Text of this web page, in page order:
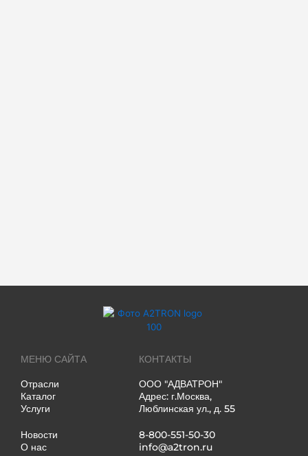
МЕНЮ САЙТА
Отрасли
Каталог
Услуги
Новости
О нас
КОНТАКТЫ
ООО "АДВАТРОН"
Адрес: г.Москва,
Люблинская ул., д. 55
8-800-551-50-30
info@a2tron.ru